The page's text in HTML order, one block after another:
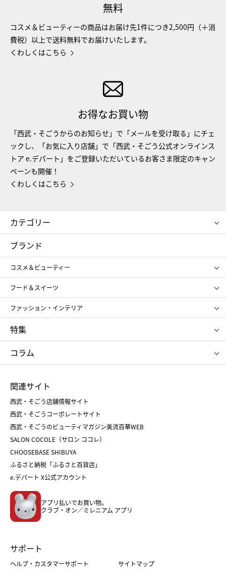
無料
コスメ＆ビューティーの商品はお届け先1件につき2,500円（＋消
費税）以上で送料無料でお届けいたします。
くわしくはこちら
お得なお買い物
「西武・そごうからのお知らせ」で「メールを受け取る」にチェ
ックし、「お気に入り店舗」で「西武・そごう公式オンラインス
トア e.デパート」をご登録いただいているお客さま限定のキャン
ペーンも開催！
くわしくはこちら
カテゴリー
コスメ＆ビューティー
ギフト
レディース
メンズ
スポーツ・アウトドア
お中元
お歳暮
ブランド
コスメ＆ビューティー
SHISEIDO
ポール&ジョー ボーテ
ジルスチュアート
NARS
RMK
クリニーク
SK-Ⅱ
フード＆スイーツ
アンリ・シャルパンティエ
ゴディバ
新宿高野
たねや
ねんりん家
ファッション・インテリア
ポロ ラルフ ローレン
タケオ キクチ
ママ＆キッズ
シュタイフ
特集
お中元
ひな人形
五月人形
父の日
クリスマスケーキ
ホワイトデー
コラム
菓子折り
和菓子
人気のギフト
バレンタイン
ホワイトデー
おせち
フード
ホーム・キッチン＆アート
関連サイト
西武・そごう店舗情報サイト
西武・そごうコーポレートサイト
西武・そごうのビューティマガジン美流百華WEB
SALON COCOLE（サロン ココレ）
CHOOSEBASE SHIBUYA
ふるさと納税「ふるさと百貨店」
e.デパート X公式アカウント
アプリ払いでお買い物。
クラブ・オン／ミレニアム アプリ
サポート
ヘルプ・カスタマーサポート サイトマップ